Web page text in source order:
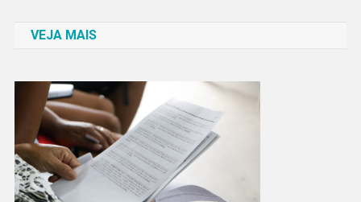
Post
VEJA MAIS